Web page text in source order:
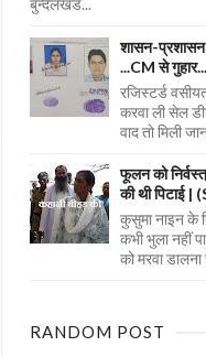
बुन्देलखंड...
शासन-प्रशासन
...CM से
रजिस्टर्ड
करवा ली सेल
वाद तो मिली
फूलन को
की थी पिटाई
कुसुमा नाइन के
कभी भुला नहीं
को मरवा
RANDOM POST